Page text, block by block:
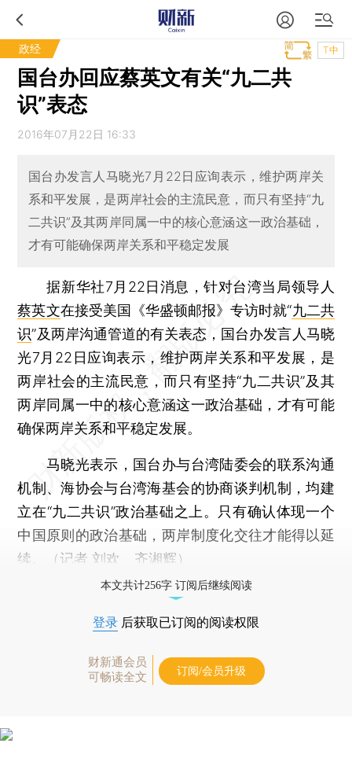
政经 T中
国台办回应蔡英文有关“九二共
识”表态
2016年07月22日 16:33
国台办发言人马晓光7月22日应询表示，维护两岸关
系和平发展，是两岸社会的主流民意，而只有坚持“九
二共识”及其两岸同属一中的核心意涵这一政治基础，
才有可能确保两岸关系和平稳定发展
据新华社7月22日消息，针对台湾当局领导人
蔡英文在接受美国《华盛顿邮报》专访时就“九二共
识”及两岸沟通管道的有关表态，国台办发言人马晓
光7月22日应询表示，维护两岸关系和平发展，是
两岸社会的主流民意，而只有坚持“九二共识”及其
两岸同属一中的核心意涵这一政治基础，才有可能
确保两岸关系和平稳定发展。
马晓光表示，国台办与台湾陆委会的联系沟通
机制、海协会与台湾海基会的协商谈判机制，均建
立在“九二共识”政治基础之上。只有确认体现一个
中国原则的政治基础，两岸制度化交往才能得以延
续。（记者 刘欢 齐湘辉）
本文共计256字 订阅后继续阅读
登录 后获取已订阅的阅读权限
财新通会员
可畅读全文
订阅/会员升级